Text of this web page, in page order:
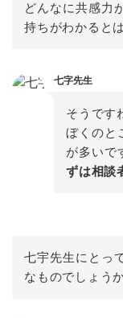
どんなに共感力
持ちがわかると
七字先生
そうです
ぼくのと
が多いで
ずは相談
七宇先生にとっ
なものでしょう